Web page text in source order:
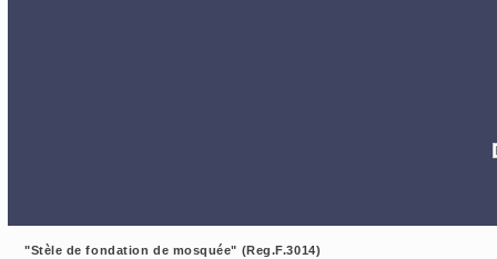
"Stèle de fondation de mosquée" (Reg.F.3014)